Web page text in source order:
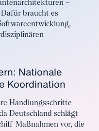
–
braucht es
Nationale
Koordination
Handlungsschritte
Deutschland schlägt
Maßnahmen vor, die